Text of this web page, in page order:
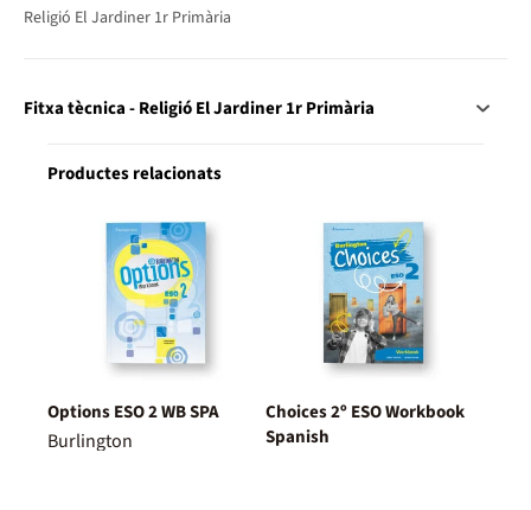
Religió El Jardiner 1r Primària
Fitxa tècnica - Religió El Jardiner 1r Primària
Productes relacionats
Options ESO 2 WB SPA
Burlington
Choices 2º ESO Workbook
Spanish